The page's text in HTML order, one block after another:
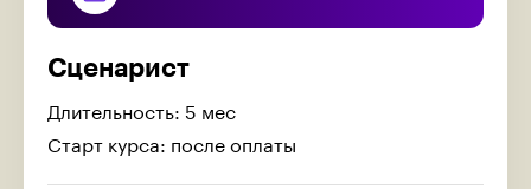
Сценарист
Длительность: 5 мес
Старт курса: после оплаты